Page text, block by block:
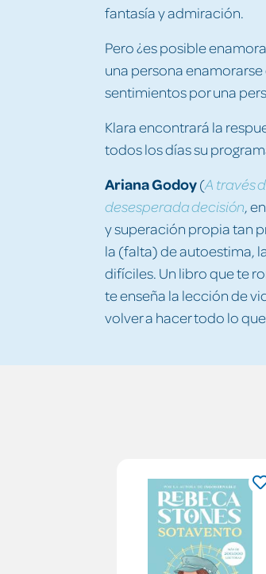
fantasía y admiración.
Pero ¿es posible
una persona
sentimientos por una
Klara encontrará la
todos los días su
Ariana Godoy(A través
desesperada decisión,
y superación propia tan
la (falta) de autoestima,
difíciles. Un libro que te
te enseña la lección de
volver a hacer todo lo